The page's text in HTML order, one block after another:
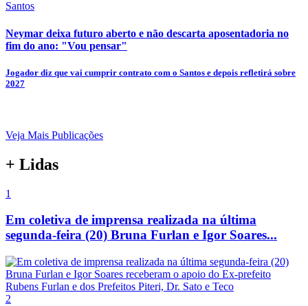
Santos
Neymar deixa futuro aberto e não descarta aposentadoria no
fim do ano: "Vou pensar"
Jogador diz que vai cumprir contrato com o Santos e depois refletirá sobre
2027
Veja Mais Publicações
+ Lidas
1
Em coletiva de imprensa realizada na última
segunda-feira (20) Bruna Furlan e Igor Soares...
2